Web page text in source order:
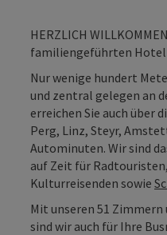
HERZLICH
familiengeführten Hotel
Nur wenige hundert
und zentral gelegen an
erreichen Sie auch über
Perg, Linz, Steyr,
Autominuten. Wir sind
auf Zeit für
Kulturreisenden sowie
Mit unseren 51
sind wir auch für Ihre